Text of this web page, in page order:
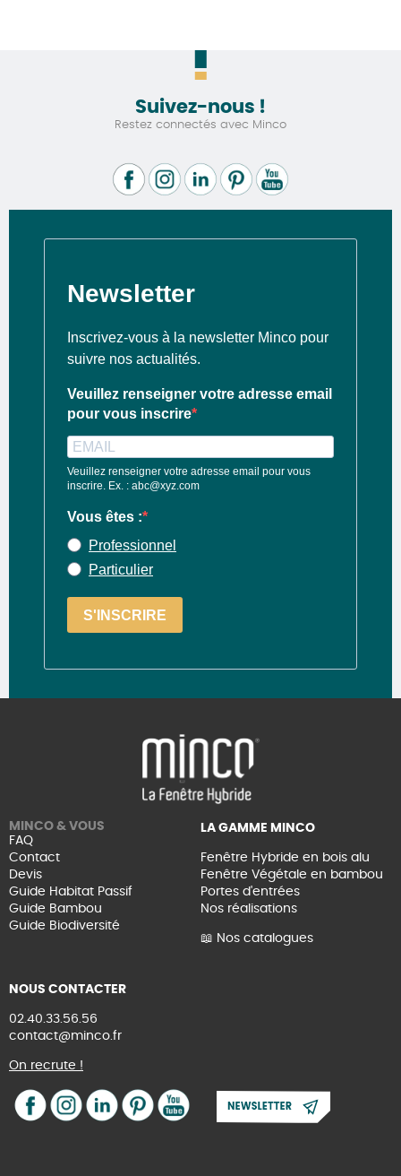
Suivez-nous !
Restez connectés avec Minco
Newsletter
Inscrivez-vous à la newsletter Minco pour
suivre nos actualités.
Veuillez renseigner votre adresse email
pour vous inscrire
Veuillez renseigner votre adresse email pour vous
inscrire. Ex. : abc@xyz.com
Vous êtes :
Professionnel
Particulier
S'INSCRIRE
MINCO & VOUS
FAQ
Contact
Devis
Guide Habitat Passif
Guide Bambou
Guide Biodiversité
LA GAMME MINCO
Fenêtre Hybride en bois alu
Fenêtre Végétale en bambou
Portes d'entrées
Nos réalisations
📖 Nos catalogues
NOUS CONTACTER
02.40.33.56.56
contact@minco.fr
On recrute !